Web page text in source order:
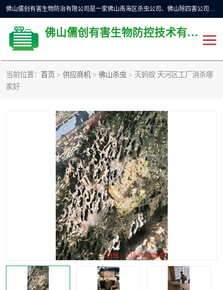
佛山儒创有害生物防治有限公司是一家佛山南海区杀虫公司、佛山除四害公司、佛山灭白蚁公司、佛山白蚁防治公司，让您远离虫害困扰。要问佛山白蚁防治哪家好？佛山儒创有害生物防治有限公司全佛山、广州，正规公司，上门勘查，可靠，售后有保障。
佛山儒创有害生物防控技术有限公司
当前位置： 首页 > 供应商机 > 佛山杀虫 > 灭蚂蚁 天河区工厂消杀哪
家好除四害公司
佛山白蚁防治公司
佛山灭白蚁公司 佛山杀虫公司
佛山除四害公司 灭鼠
消杀
灭跳蚤
灭蟑螂
果蝇防治
害虫防治